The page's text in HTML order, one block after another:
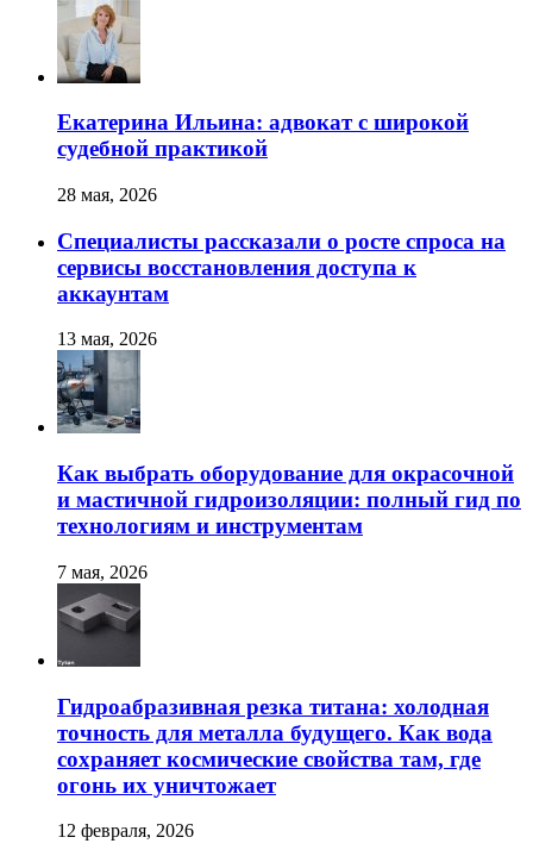
Екатерина Ильина: адвокат с широкой
судебной практикой
28 мая, 2026
Специалисты рассказали о росте спроса на
сервисы восстановления доступа к
аккаунтам
13 мая, 2026
Как выбрать оборудование для окрасочной
и мастичной гидроизоляции: полный гид по
технологиям и инструментам
7 мая, 2026
Гидроабразивная резка титана: холодная
точность для металла будущего. Как вода
сохраняет космические свойства там, где
огонь их уничтожает
12 февраля, 2026